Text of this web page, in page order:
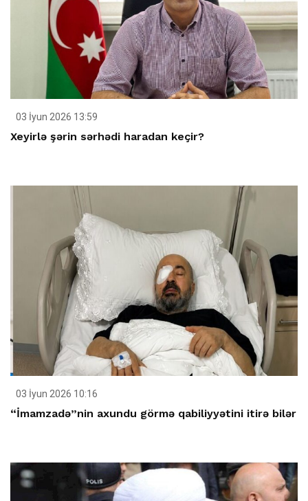
03 İyun 2026 13:59
Xeyirlə şərin sərhədi haradan keçir?
03 İyun 2026 10:16
“İmamzadə”nin axundu görmə qabiliyyətini itirə bilər